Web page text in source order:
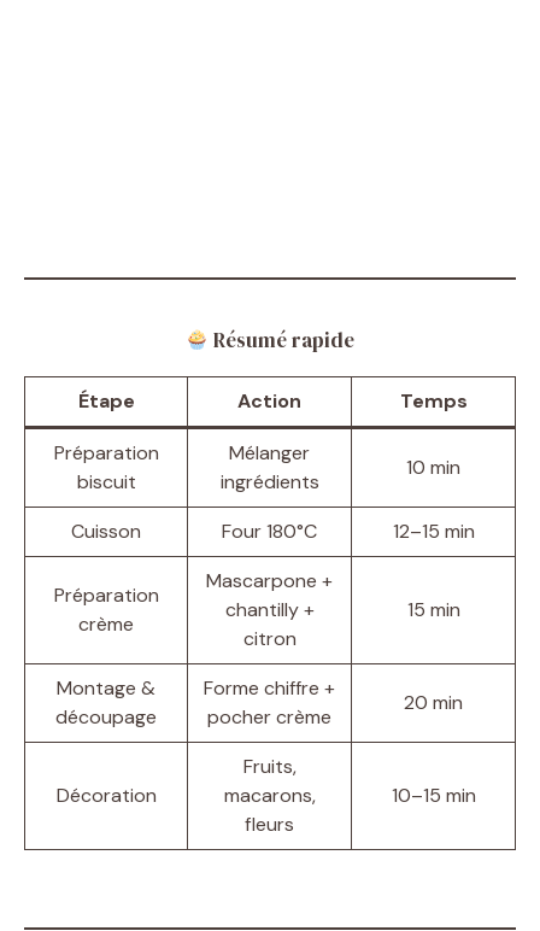
Résumé rapide
Étape Action Temps
Préparation
biscuit
Mélanger
ingrédients
10 min
Cuisson Four 180°C 12–15 min
Préparation
crème
Mascarpone +
chantilly +
citron
15 min
Montage &
découpage
Forme chiffre +
pocher crème
20 min
Décoration
Fruits,
macarons,
fleurs
10–15 min